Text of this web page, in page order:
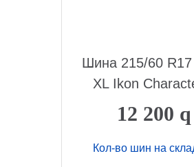
Шина 215/60 R17
XL Ikon
12 200 q
Кол-во шин на